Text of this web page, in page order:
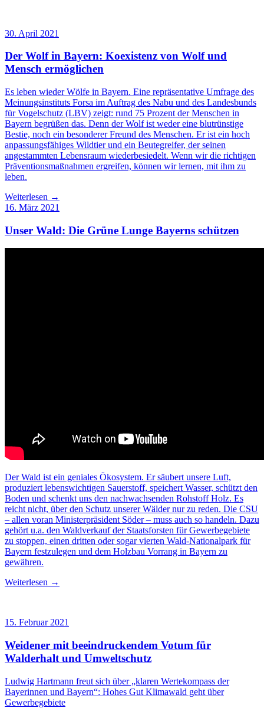
30. April 2021
Der Wolf in Bayern: Koexistenz von Wolf und
Mensch ermöglichen
Es leben wieder Wölfe in Bayern. Eine repräsentative Umfrage des
Meinungsinstituts Forsa im Auftrag des Nabu und des Landesbunds
für Vogelschutz (LBV) zeigt: rund 75 Prozent der Menschen in
Bayern begrüßen das. Denn der Wolf ist weder eine blutrünstige
Bestie, noch ein besonderer Freund des Menschen. Er ist ein hoch
anpassungsfähiges Wildtier und ein Beutegreifer, der seinen
angestammten Lebensraum wiederbesiedelt. Wenn wir die richtigen
Präventionsmaßnahmen ergreifen, können wir lernen, mit ihm zu
leben.
Weiterlesen →
16. März 2021
Unser Wald: Die Grüne Lunge Bayerns schützen
Der Wald ist ein geniales Ökosystem. Er säubert unsere Luft,
produziert lebenswichtigen Sauerstoff, speichert Wasser, schützt den
Boden und schenkt uns den nachwachsenden Rohstoff Holz. Es
reicht nicht, über den Schutz unserer Wälder nur zu reden. Die CSU
– allen voran Ministerpräsident Söder – muss auch so handeln. Dazu
gehört u.a. den Waldverkauf der Staatsforsten für Gewerbegebiete
zu stoppen, einen dritten oder sogar vierten Wald-Nationalpark für
Bayern festzulegen und dem Holzbau Vorrang in Bayern zu
gewähren.
Weiterlesen →
15. Februar 2021
Weidener mit beeindruckendem Votum für
Walderhalt und Umweltschutz
Ludwig Hartmann freut sich über „klaren Wertekompass der
Bayerinnen und Bayern“: Hohes Gut Klimawald geht über
Gewerbegebiete